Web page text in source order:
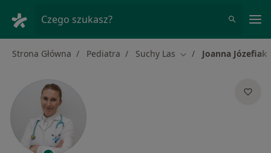
Czego szukasz?
Strona Główna Pediatra Suchy Las Zmień miasto
Joanna Józefiak